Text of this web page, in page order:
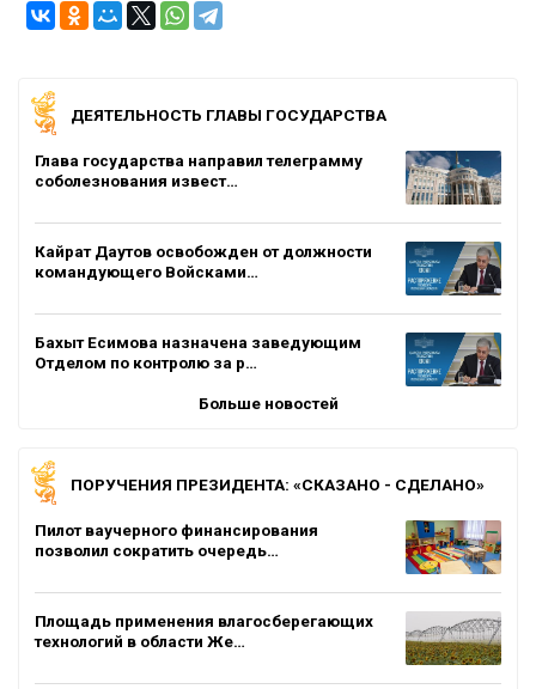
ДЕЯТЕЛЬНОСТЬ ГЛАВЫ ГОСУДАРСТВА
Глава государства направил телеграмму
соболезнования извест…
Кайрат Даутов освобожден от должности
командующего Войсками…
Бахыт Есимова назначена заведующим
Отделом по контролю за р…
Больше новостей
ПОРУЧЕНИЯ ПРЕЗИДЕНТА: «СКАЗАНО - СДЕЛАНО»
Пилот ваучерного финансирования
позволил сократить очередь…
Площадь применения влагосберегающих
технологий в области Же…